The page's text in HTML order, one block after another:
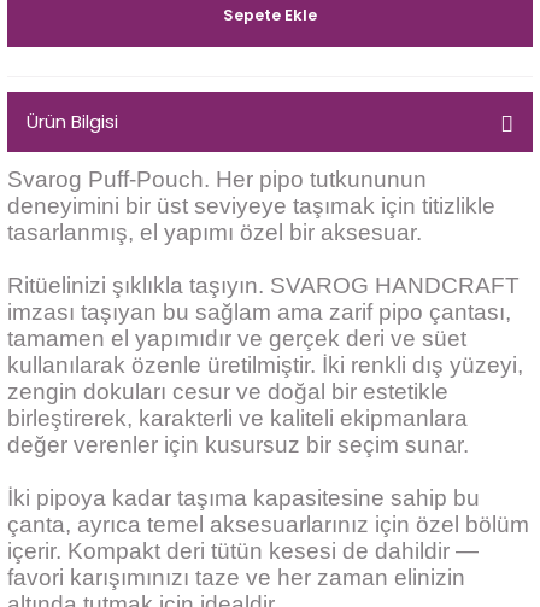
Sepete Ekle
Ürün Bilgisi
Svarog Puff-Pouch. Her pipo tutkununun
deneyimini bir üst seviyeye taşımak için titizlikle
tasarlanmış, el yapımı özel bir aksesuar.
Ritüelinizi şıklıkla taşıyın. SVAROG HANDCRAFT
imzası taşıyan bu sağlam ama zarif pipo çantası,
tamamen el yapımıdır ve gerçek deri ve süet
kullanılarak özenle üretilmiştir. İki renkli dış yüzeyi,
zengin dokuları cesur ve doğal bir estetikle
birleştirerek, karakterli ve kaliteli ekipmanlara
değer verenler için kusursuz bir seçim sunar.
İki pipoya kadar taşıma kapasitesine sahip bu
çanta, ayrıca temel aksesuarlarınız için özel bölüm
içerir. Kompakt deri tütün kesesi de dahildir —
favori karışımınızı taze ve her zaman elinizin